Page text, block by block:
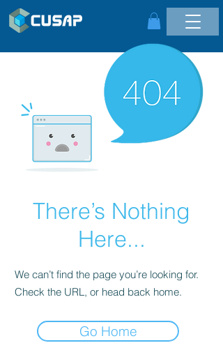
There’s Nothing
Here...
We can’t find the page you’re looking for.
Check the URL, or head back home.
Go Home